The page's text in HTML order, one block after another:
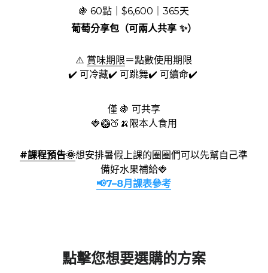
🍇 60點｜$6,600｜365天
葡萄分享包（可兩人共享 ✨）
⚠️ 賞味期限＝點數使用期限
✔️ 可冷藏✔️ 可跳舞✔️ 可續命✔️
僅 🍇 可共享
🍓🥝🍑🍌限本人食用
#課程預告🌞想安排暑假上課的圈圈們可以先幫自己準
備好水果補給🍓
📢7–8月課表參考
點擊您想要選購的方案